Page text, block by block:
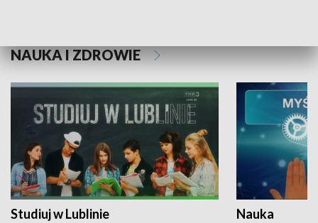
NAUKA I ZDROWIE
Studiuj w Lublinie Nauka